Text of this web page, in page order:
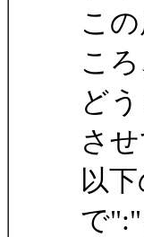
こ
ころ
ど
さ
以
で